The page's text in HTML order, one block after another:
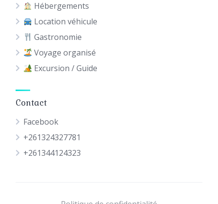
Hébergements
Location véhicule
Gastronomie
Voyage organisé
Excursion / Guide
Contact
Facebook
+261324327781
+261344124323